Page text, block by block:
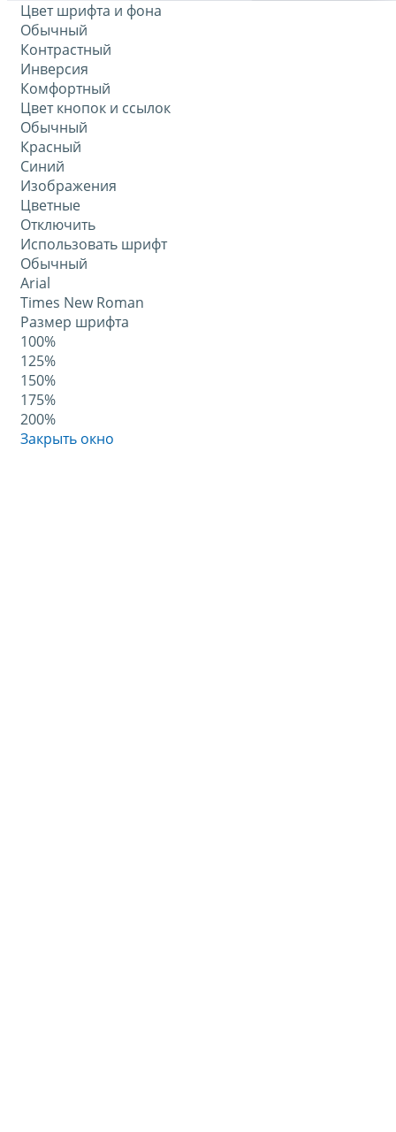
Цвет шрифта и фона
Обычный
Контрастный
Инверсия
Комфортный
Цвет кнопок и ссылок
Обычный
Красный
Синий
Изображения
Цветные
Отключить
Использовать шрифт
Обычный
Arial
Times New Roman
Размер шрифта
100%
125%
150%
175%
200%
Закрыть окно